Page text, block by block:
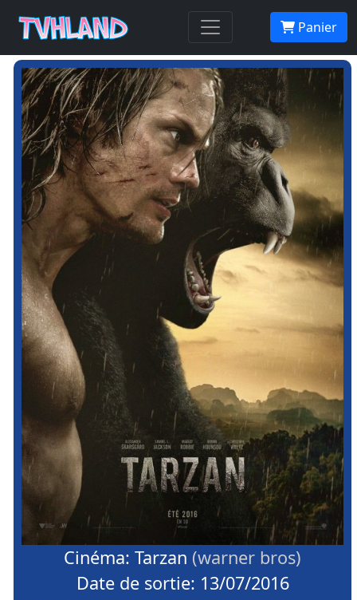
Panier
Cinéma: Tarzan (warner bros)
Date de sortie: 13/07/2016